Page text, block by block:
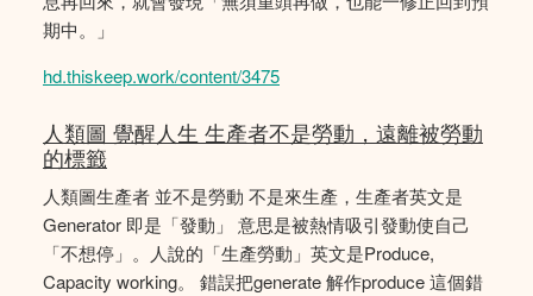
期中。」
hd.thiskeep.work/content/3475
人類圖 覺醒人生 生產者不是勞動，遠離被勞動
的標籤
人類圖生產者 並不是勞動 不是來生產，生產者英文是
Generator 即是「發動」 意思是被熱情吸引發動使自己
「不想停」。人說的「生產勞動」英文是Produce,
Capacity working。 錯誤把generate 解作produce 這個錯